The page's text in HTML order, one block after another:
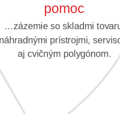
pomoc
…zázemie so skladmi
náhradnými prístrojmi,
aj cvičným polygónom.